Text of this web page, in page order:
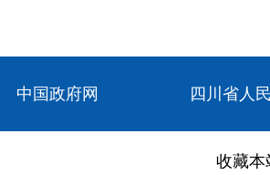
中国政府网 四川省人
收藏本